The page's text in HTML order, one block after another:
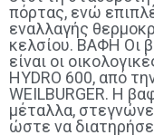
πόρτας, ενώ
εναλλαγής
κελσίου. ΒΑΦΗ Οι
είναι οι
HYDRO 600, από
WEILBURGER. Η
μέταλλα,
ώστε να